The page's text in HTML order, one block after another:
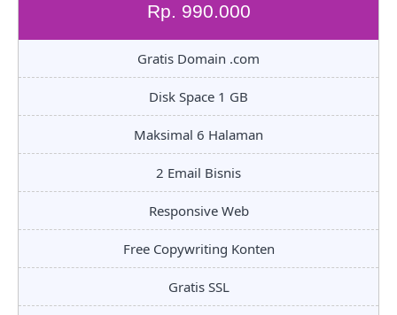
Rp. 990.000
Gratis Domain .com
Disk Space 1 GB
Maksimal 6 Halaman
2 Email Bisnis
Responsive Web
Free Copywriting Konten
Gratis SSL